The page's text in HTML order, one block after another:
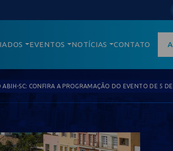
EVENTOS NOTÍCIAS CONTATO
SC: CONFIRA A PROGRAMAÇÃO DO EVENTO DE 5